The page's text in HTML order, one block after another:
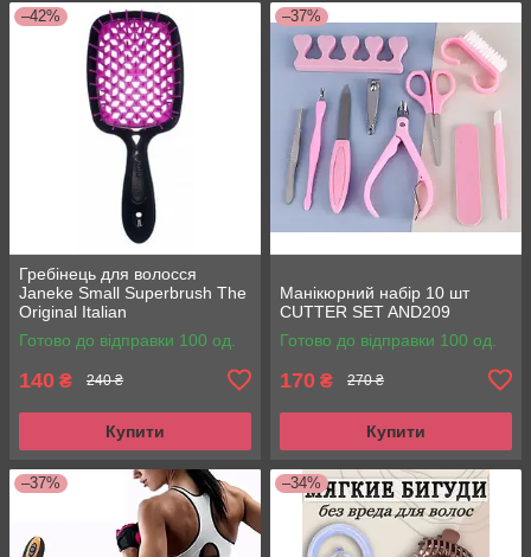
–42%
Гребінець для волосся
Janeke Small Superbrush The
Original Italian
Готово до відправки 100 од.
140 ₴ 240 ₴
Купити
–37%
Манікюрний набір 10 шт
CUTTER SET AND209
Готово до відправки 100 од.
170 ₴ 270 ₴
Купити
–37% –34%